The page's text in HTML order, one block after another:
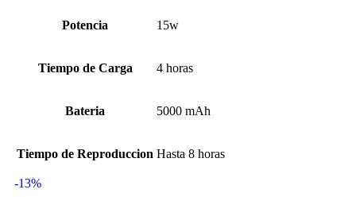
Potencia 15w
Tiempo de Carga 4 horas
Bateria 5000 mAh
Tiempo de Reproduccion Hasta 8 horas
-13%